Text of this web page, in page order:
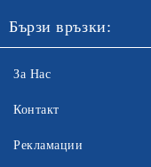
Бързи връзки:
За Нас
Контакт
Рекламации